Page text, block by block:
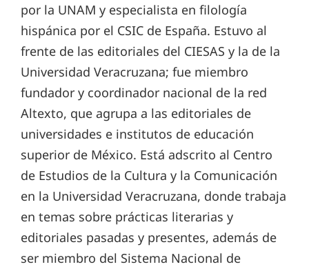
por la UNAM y especialista en filología
hispánica por el CSIC de España. Estuvo al
frente de las editoriales del CIESAS y la de la
Universidad Veracruzana; fue miembro
fundador y coordinador nacional de la red
Altexto, que agrupa a las editoriales de
universidades e institutos de educación
superior de México. Está adscrito al Centro
de Estudios de la Cultura y la Comunicación
en la Universidad Veracruzana, donde trabaja
en temas sobre prácticas literarias y
editoriales pasadas y presentes, además de
ser miembro del Sistema Nacional de